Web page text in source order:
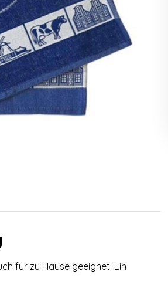
für zu Hause geeignet. Ein